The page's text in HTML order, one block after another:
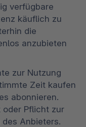
verfügbare
käuflich zu
die
anzubieten
zur Nutzung
Zeit kaufen
abonnieren.
oder Pflicht zur
Anbieters.